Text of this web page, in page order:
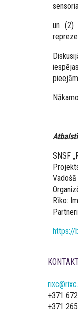
un (2)
SNSF
Rīko:
https://
+371
+371